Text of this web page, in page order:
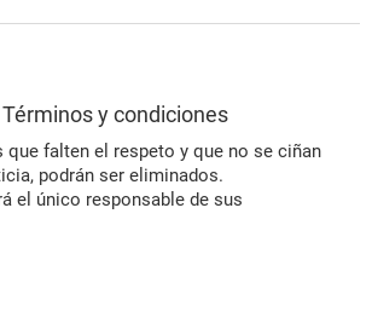
Términos y condiciones
que falten el respeto y que no se ciñan
podrán ser eliminados.
el único responsable de sus